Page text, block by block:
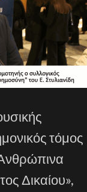
τόμος
Δικαίου»,